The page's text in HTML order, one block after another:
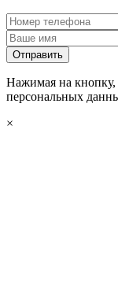
Нажимая на кнопку,
персональных
×